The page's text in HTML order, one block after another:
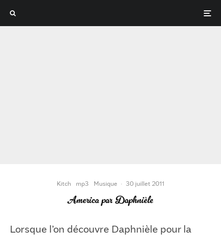
Kitch mp3 Musique · 30 juillet 2011
America par Daphnièle
Lorsque l’on découvre Daphnièle pour la